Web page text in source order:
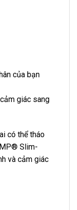
của bạn
giác sang
có thể tháo
Slim-
và cảm giác